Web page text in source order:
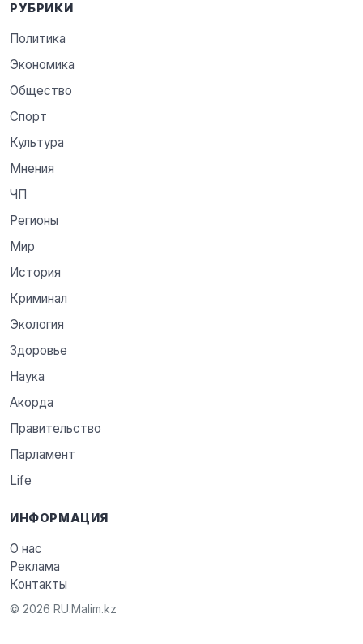
РУБРИКИ
Политика
Экономика
Общество
Спорт
Культура
Мнения
ЧП
Регионы
Мир
История
Криминал
Экология
Здоровье
Наука
Акорда
Правительство
Парламент
Life
ИНФОРМАЦИЯ
О нас
Реклама
Контакты
© 2026 RU.Malim.kz